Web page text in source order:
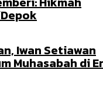
Iwan Setiawan
Muhasabah di